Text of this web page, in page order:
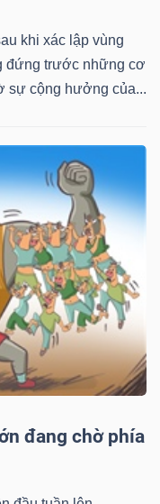
khi xác lập vùng
đứng trước những cơ
sự cộng hưởng của...
đang chờ phía